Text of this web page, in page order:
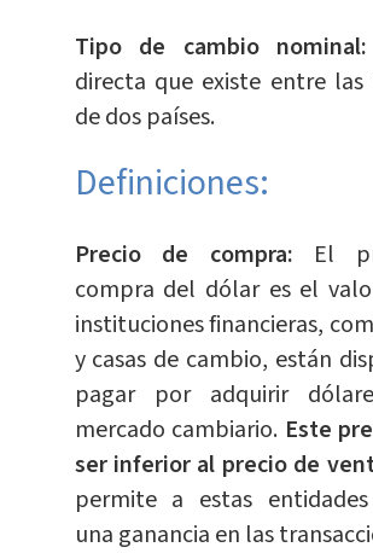
Tipo de cambio nominal:
directa que existe entre las
de dos países.
Definiciones:
Precio de compra: El
compra del dólar es el
instituciones financieras,
y casas de cambio, están
pagar por adquirir
mercado cambiario. Este
ser inferior al precio de
permite a estas
una ganancia en las